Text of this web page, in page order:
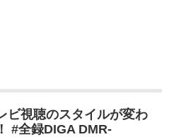
ビ視聴のスタイルが変わ
#全録DIGA DMR-